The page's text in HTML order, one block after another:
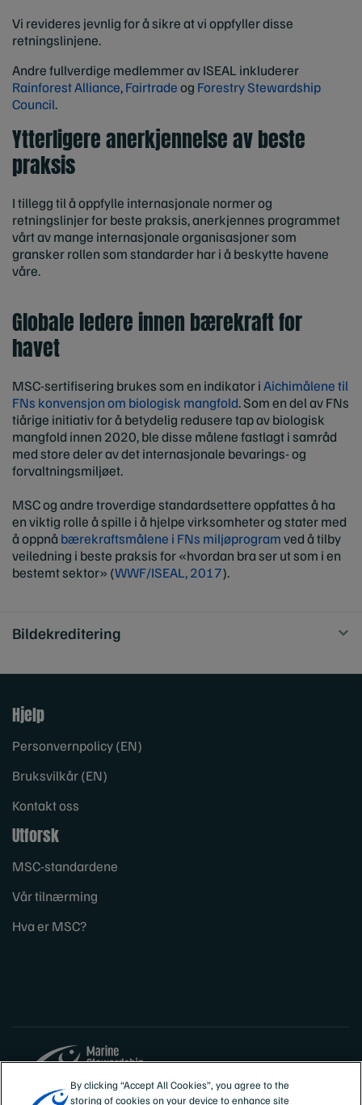
Vi revideres jevnlig for å sikre at vi oppfyller disse
retningslinjene.
Andre fullverdige medlemmer av ISEAL inkluderer
Rainforest Alliance,Fairtradeog Forestry Stewardship
Council.
Ytterligere anerkjennelse av beste
praksis
I tillegg til å oppfylle internasjonale normer og
retningslinjer for beste praksis, anerkjennes programmet
vårt av mange internasjonale organisasjoner som
gransker rollen som standarder har i å beskytte havene
våre.
Globale ledere innen bærekraft for
havet
MSC-sertifisering brukes som en indikator iAichimålene til
FNs konvensjon om biologisk mangfold. Som en del av FNs
tiårige initiativ for å betydelig redusere tap av biologisk
mangfold innen 2020, ble disse målene fastlagt i samråd
med store deler av det internasjonale bevarings- og
forvaltningsmiljøet.
MSC og andre troverdige standardsettere oppfattes å ha
en viktig rolle å spille i å hjelpe virksomheter og stater med
å oppnå bærekraftsmålene i FNs miljøprogramved å tilby
veiledning i beste praksis for «hvordan bra ser ut som i en
bestemt sektor» (WWF/ISEAL, 2017).
Bildekreditering
Hjelp
Personvernpolicy (EN)
Bruksvilkår (EN)
Kontakt oss
Utforsk
MSC-standardene
Vår tilnærming
Hva er MSC?
By clicking “Accept All Cookies”, you agree to the
storing of cookies on your device to enhance site